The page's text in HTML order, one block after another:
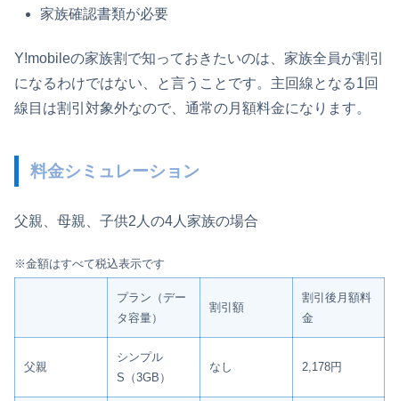
家族確認書類が必要
Y!mobileの家族割で知っておきたいのは、家族全員が割引
になるわけではない、と言うことです。主回線となる1回
線目は割引対象外なので、通常の月額料金になります。
料金シミュレーション
父親、母親、子供2人の4人家族の場合
※金額はすべて税込表示です
プラン（デー
タ容量）
割引額
割引後月額料
金
父親
シンプル
S（3GB）
なし 2,178円